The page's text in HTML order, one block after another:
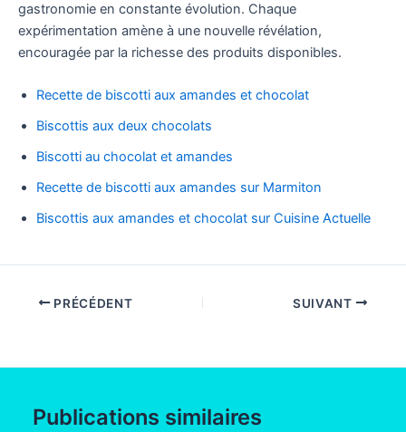
gastronomie en constante évolution. Chaque
expérimentation amène à une nouvelle révélation,
encouragée par la richesse des produits disponibles.
Recette de biscotti aux amandes et chocolat
Biscottis aux deux chocolats
Biscotti au chocolat et amandes
Recette de biscotti aux amandes sur Marmiton
Biscottis aux amandes et chocolat sur Cuisine Actuelle
PRÉCÉDENT SUIVANT
Publications similaires